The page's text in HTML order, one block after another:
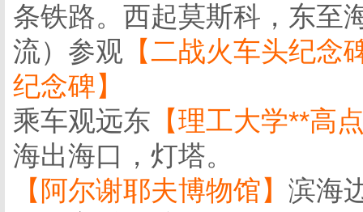
条铁路。西起莫斯科，东至
流）参观 【二战火车头纪
纪念碑】
乘车观远东 【理工大学**高
海出海口，灯塔。
【阿尔谢耶夫博物馆】 滨海